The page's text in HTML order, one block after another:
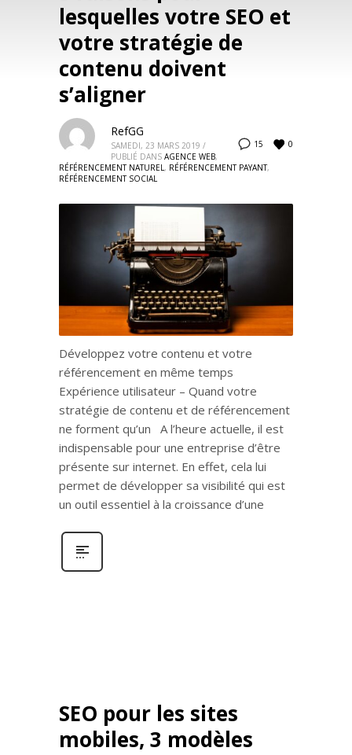
lesquelles votre SEO et
votre stratégie de
contenu doivent
s’aligner
15 0
RefGG
SAMEDI, 23 MARS 2019 /
PUBLIÉ DANS AGENCE WEB,
RÉFÉRENCEMENT NATUREL, RÉFÉRENCEMENT PAYANT,
RÉFÉRENCEMENT SOCIAL
Développez votre contenu et votre
référencement en même temps
Expérience utilisateur – Quand votre
stratégie de contenu et de référencement
ne forment qu’un A l’heure actuelle, il est
indispensable pour une entreprise d’être
présente sur internet. En effet, cela lui
permet de développer sa visibilité qui est
un outil essentiel à la croissance d’une
SEO pour les sites
mobiles, 3 modèles